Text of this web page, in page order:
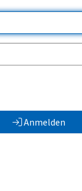
Anmelden